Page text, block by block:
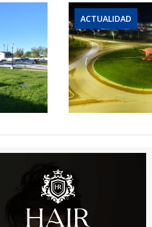
ACTUALIDAD